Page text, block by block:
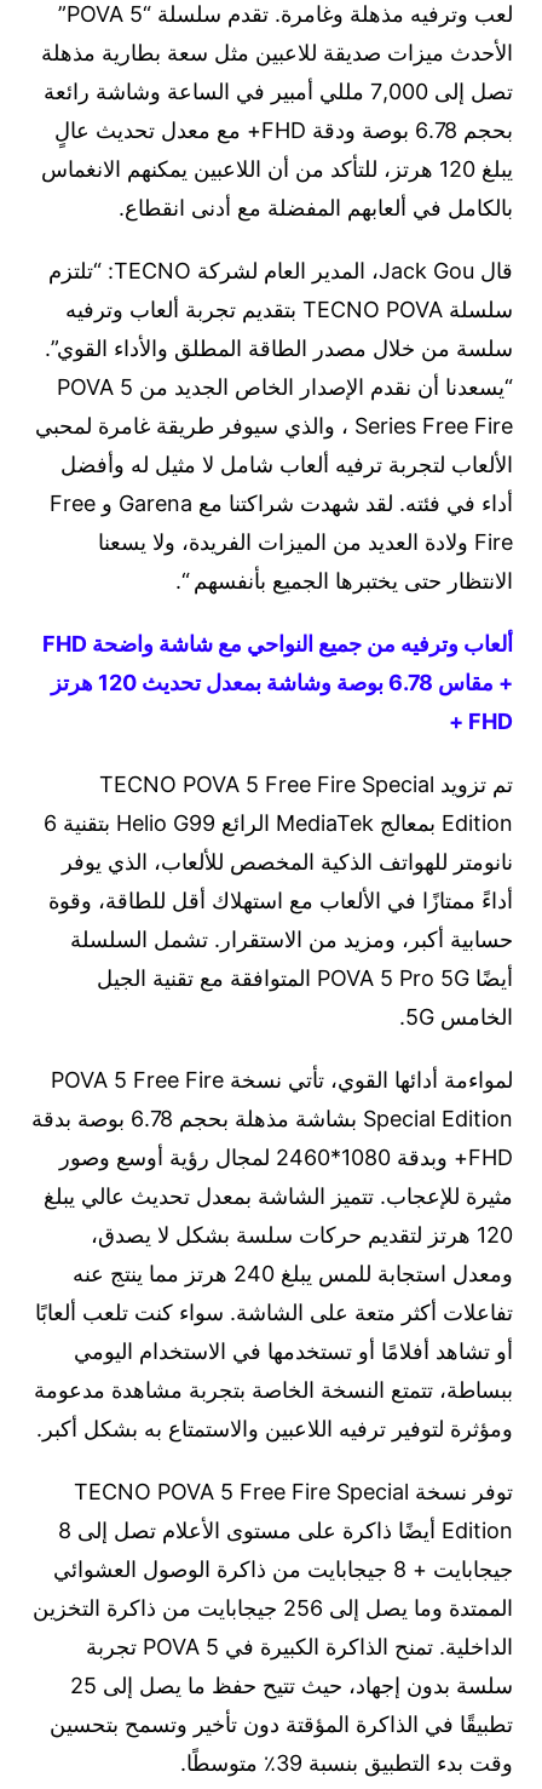
لعب وترفيه مذهلة وغامرة. تقدم سلسلة “POVA 5”
الأحدث ميزات صديقة للاعبين مثل سعة بطارية مذهلة
تصل إلى 7,000 مللي أمبير في الساعة وشاشة رائعة
بحجم 6.78 بوصة ودقة FHD+ مع معدل تحديث عالٍ
يبلغ 120 هرتز، للتأكد من أن اللاعبين يمكنهم الانغماس
بالكامل في ألعابهم المفضلة مع أدنى انقطاع.
قال Jack Gou، المدير العام لشركة TECNO: “تلتزم
سلسلة TECNO POVA بتقديم تجربة ألعاب وترفيه
سلسة من خلال مصدر الطاقة المطلق والأداء القوي”.
“يسعدنا أن نقدم الإصدار الخاص الجديد من POVA 5
Series Free Fire ، والذي سيوفر طريقة غامرة لمحبي
الألعاب لتجربة ترفيه ألعاب شامل لا مثيل له وأفضل
أداء في فئته. لقد شهدت شراكتنا مع Garena و Free
Fire ولادة العديد من الميزات الفريدة، ولا يسعنا
الانتظار حتى يختبرها الجميع بأنفسهم “.
ألعاب وترفيه من جميع النواحي مع شاشة واضحة FHD
+ مقاس 6.78 بوصة وشاشة بمعدل تحديث 120 هرتز
FHD +
تم تزويد TECNO POVA 5 Free Fire Special
Edition بمعالج MediaTek الرائع Helio G99 بتقنية 6
نانومتر للهواتف الذكية المخصص للألعاب، الذي يوفر
أداءً ممتازًا في الألعاب مع استهلاك أقل للطاقة، وقوة
حسابية أكبر، ومزيد من الاستقرار. تشمل السلسلة
أيضًا POVA 5 Pro 5G المتوافقة مع تقنية الجيل
الخامس 5G.
لمواءمة أدائها القوي، تأتي نسخة POVA 5 Free Fire
Special Edition بشاشة مذهلة بحجم 6.78 بوصة بدقة
FHD+ وبدقة 1080*2460 لمجال رؤية أوسع وصور
مثيرة للإعجاب. تتميز الشاشة بمعدل تحديث عالي يبلغ
120 هرتز لتقديم حركات سلسة بشكل لا يصدق،
ومعدل استجابة للمس يبلغ 240 هرتز مما ينتج عنه
تفاعلات أكثر متعة على الشاشة. سواء كنت تلعب ألعابًا
أو تشاهد أفلامًا أو تستخدمها في الاستخدام اليومي
ببساطة، تتمتع النسخة الخاصة بتجربة مشاهدة مدعومة
ومؤثرة لتوفير ترفيه اللاعبين والاستمتاع به بشكل أكبر.
توفر نسخة TECNO POVA 5 Free Fire Special
Edition أيضًا ذاكرة على مستوى الأعلام تصل إلى 8
جيجابايت + 8 جيجابايت من ذاكرة الوصول العشوائي
الممتدة وما يصل إلى 256 جيجابايت من ذاكرة التخزين
الداخلية. تمنح الذاكرة الكبيرة في POVA 5 تجربة
سلسة بدون إجهاد، حيث تتيح حفظ ما يصل إلى 25
تطبيقًا في الذاكرة المؤقتة دون تأخير وتسمح بتحسين
وقت بدء التطبيق بنسبة 39٪ متوسطًا.